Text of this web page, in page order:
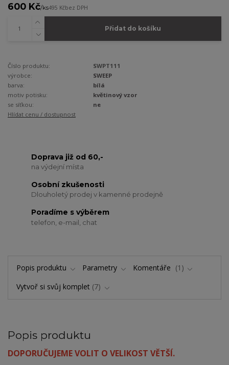
600 Kč/ks495 Kčbez DPH
Přidat do košíku
Číslo produktu:
SWPT111
výrobce:
SWEEP
barva:
bílá
motiv potisku:
květinový vzor
se síťkou:
ne
Hlídat cenu / dostupnost
Doprava již od 60,-
na výdejní místa
Osobní zkušenosti
Dlouholetý prodej v kamenné prodejně
Poradíme s výběrem
telefon, e-mail, chat
Popis produktu Parametry Komentáře
1
Vytvoř si svůj komplet 7
Popis produktu
DOPORUČUJEME VOLIT O VELIKOST VĚTŠÍ.